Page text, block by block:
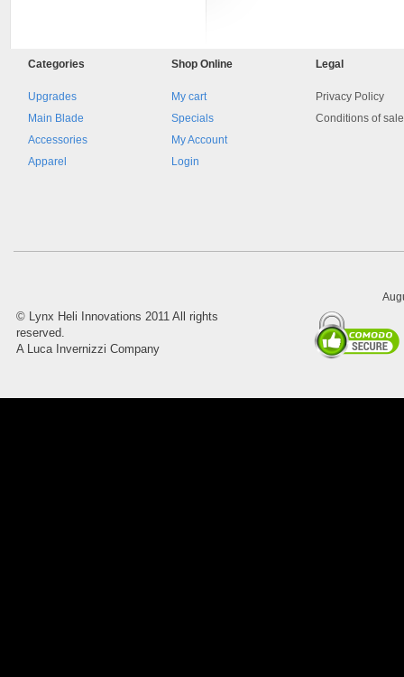
Blocchetto 161084 Ossidato
8045.00000000 Pietro 16
Supporto piega 4 Ossidato nero
Categories
Upgrades
Main Blade
Accessories
Apparel
Shop Online
My cart
Specials
My Account
Login
Legal
Privacy Policy
Conditions of
© Lynx Heli Innovations 2011 All rights
reserved.
A Luca Invernizzi Company